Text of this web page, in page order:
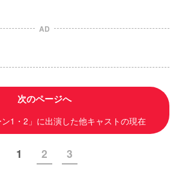
AD
次のページへ
ン1・2」に出演した他キャストの現在
1 2 3